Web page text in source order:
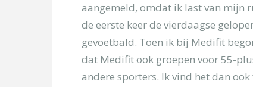
Omschrijf
aangemeld, omdat ik last van mijn
de eerste keer de vierdaagse
gevoetbald. Toen ik bij Medifit
dat Medifit ook groepen voor 55-
andere sporters. Ik vind het dan